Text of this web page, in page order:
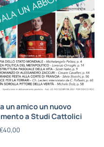
un amico un nuovo
a Studi Cattolici
40,00